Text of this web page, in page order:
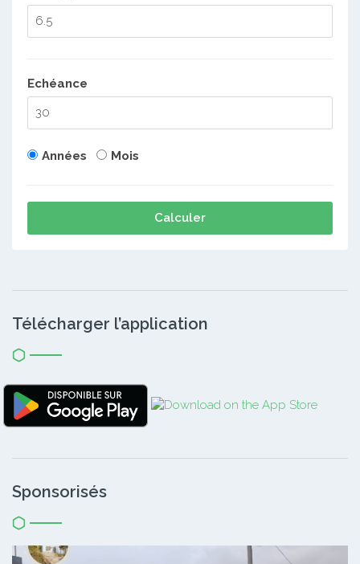
Echéance
Années Mois
Calculer
Télécharger l’application
Sponsorisés